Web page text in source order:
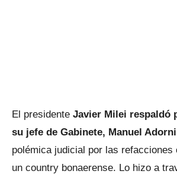
El presidente Javier Milei respaldó
su jefe de Gabinete, Manuel Adorni
polémica judicial por las refacciones
un country bonaerense. Lo hizo a